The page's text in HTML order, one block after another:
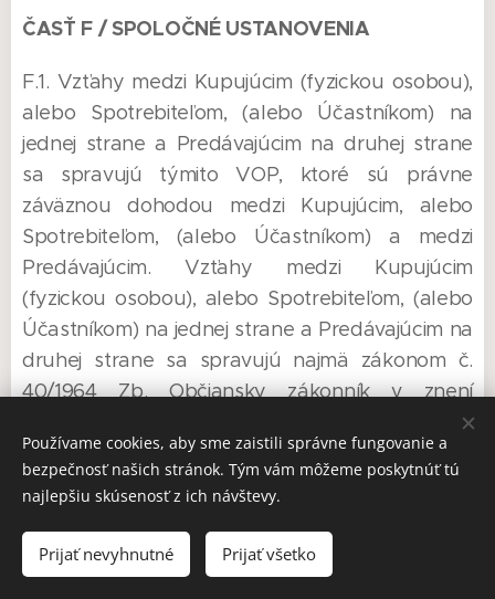
ČASŤ F / SPOLOČNÉ USTANOVENIA
F.1. Vzťahy medzi Kupujúcim (fyzickou osobou),
alebo Spotrebiteľom, (alebo Účastníkom) na
jednej strane a Predávajúcim na druhej strane
sa spravujú týmito VOP, ktoré sú právne
záväznou dohodou medzi Kupujúcim, alebo
Spotrebiteľom, (alebo Účastníkom) a medzi
Predávajúcim. Vzťahy medzi Kupujúcim
(fyzickou osobou), alebo Spotrebiteľom, (alebo
Účastníkom) na jednej strane a Predávajúcim na
druhej strane sa spravujú najmä zákonom č.
40/1964 Zb. Občiansky zákonník v znení
neskorších predpisov, zákonom č. 250/2007 Z. z.
o ochrane spotrebiteľa a o zmene zákona
Slovenskej národnej rady č. 372/1990 Zb. o
zákonom č. 102/2014 Z. z. o ochrane spotrebiteľa
pri predaji tovaru alebo poskytovaní služieb na
Používame cookies, aby sme zaistili správne fungovanie a
bezpečnosť našich stránok. Tým vám môžeme poskytnúť tú
najlepšiu skúsenosť z ich návštevy.
Prijať nevyhnutné Prijať všetko